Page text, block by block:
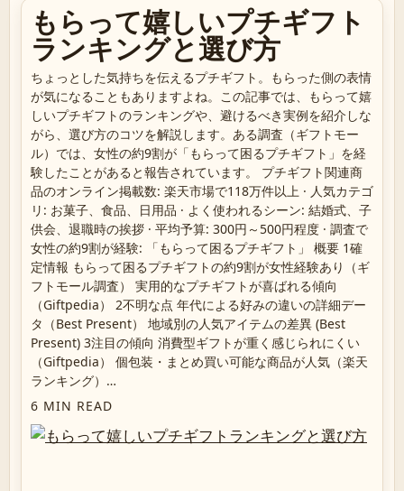
もらって嬉しいプチギフト
ランキングと選び方
ちょっとした気持ちを伝えるプチギフト。もらった側の表情
が気になることもありますよね。この記事では、もらって嬉
しいプチギフトのランキングや、避けるべき実例を紹介しな
がら、選び方のコツを解説します。ある調査（ギフトモー
ル）では、女性の約9割が「もらって困るプチギフト」を経
験したことがあると報告されています。 プチギフト関連商
品のオンライン掲載数: 楽天市場で118万件以上 · 人気カテゴ
リ: お菓子、食品、日用品 · よく使われるシーン: 結婚式、子
供会、退職時の挨拶 · 平均予算: 300円～500円程度 · 調査で
女性の約9割が経験: 「もらって困るプチギフト」 概要 1確
定情報 もらって困るプチギフトの約9割が女性経験あり（ギ
フトモール調査） 実用的なプチギフトが喜ばれる傾向
（Giftpedia） 2不明な点 年代による好みの違いの詳細デー
タ（Best Present） 地域別の人気アイテムの差異 (Best
Present) 3注目の傾向 消費型ギフトが重く感じられにくい
（Giftpedia） 個包装・まとめ買い可能な商品が人気（楽天
ランキング）…
6 MIN READ